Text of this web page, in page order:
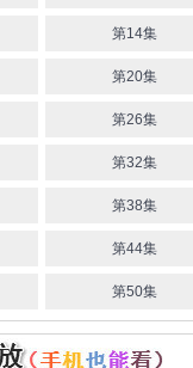
第14集
第20集
第26集
第32集
第38集
第44集
第50集